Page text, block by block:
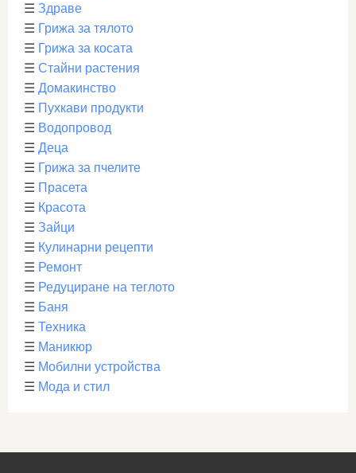
☰ Здраве
☰ Грижа за тялото
☰ Грижа за косата
☰ Стайни растения
☰ Домакинство
☰ Пухкави продукти
☰ Водопровод
☰ Деца
☰ Грижа за пчелите
☰ Прасета
☰ Красота
☰ Зайци
☰ Кулинарни рецепти
☰ Ремонт
☰ Редуциране на теглото
☰ Баня
☰ Техника
☰ Маникюр
☰ Мобилни устройства
☰ Мода и стил